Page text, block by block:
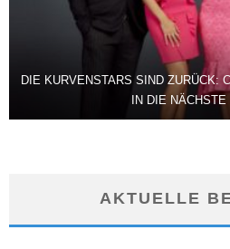
DIE KURVENSTARS SIND ZURÜCK:
IN DIE NÄCHSTE
AKTUELLE